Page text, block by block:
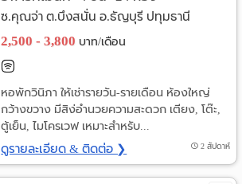
ซ.คุณจ่า ต.บึงสนั่น อ.ธัญบุรี ปทุมธานี
2,500 - 3,800 บาท/เดือน
หอพักวินิภา ให้เช่ารายวัน-รายเดือน ห้องใหญ่
กว้างขวาง มีสิง่อำนวยความสะดวก เตียง, โต๊ะ,
ตู้เย็น, ไมโครเวฟ เหมาะสำหรับ...
ดูรายละเอียด & ติดต่อ ❯ 2 สัปดาห์